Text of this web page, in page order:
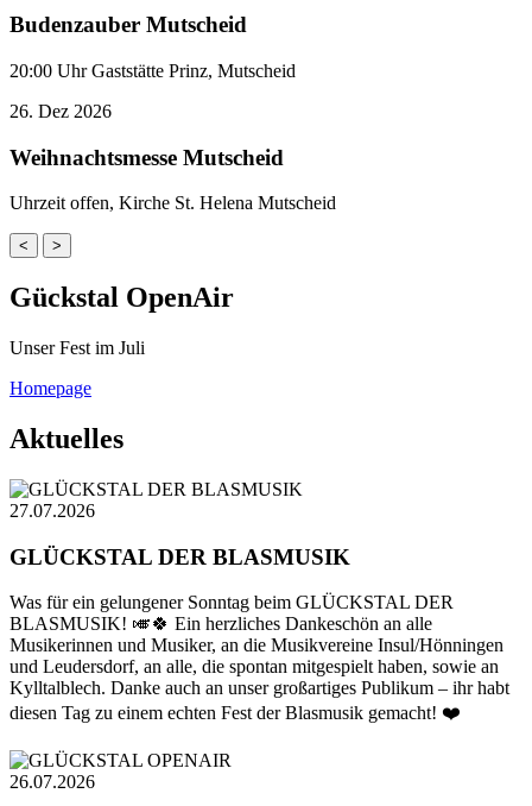
Budenzauber Mutscheid
20:00 Uhr Gaststätte Prinz, Mutscheid
26. Dez 2026
Weihnachtsmesse Mutscheid
Uhrzeit offen, Kirche St. Helena Mutscheid
< >
Gückstal OpenAir
Unser Fest im Juli
Homepage
Aktuelles
27.07.2026
GLÜCKSTAL DER BLASMUSIK
Was für ein gelungener Sonntag beim GLÜCKSTAL DER
BLASMUSIK! 🎺🍀 Ein herzliches Dankeschön an alle
Musikerinnen und Musiker, an die Musikvereine Insul/Hönningen
und Leudersdorf, an alle, die spontan mitgespielt haben, sowie an
Kylltalblech. Danke auch an unser großartiges Publikum – ihr habt
diesen Tag zu einem echten Fest der Blasmusik gemacht! ❤️
26.07.2026